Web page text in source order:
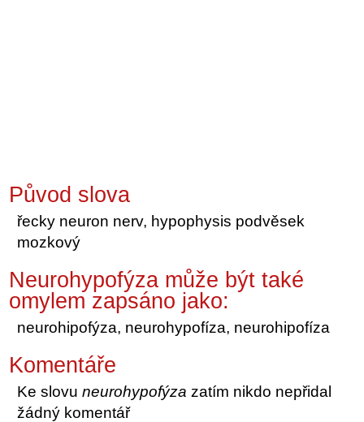
Původ slova
řecky neuron nerv, hypophysis podvěsek
mozkový
Neurohypofýza může být také
omylem zapsáno jako:
neurohipofýza, neurohypofíza, neurohipofíza
Komentáře
Ke slovuneurohypofýza zatím nikdo nepřidal
žádný komentář